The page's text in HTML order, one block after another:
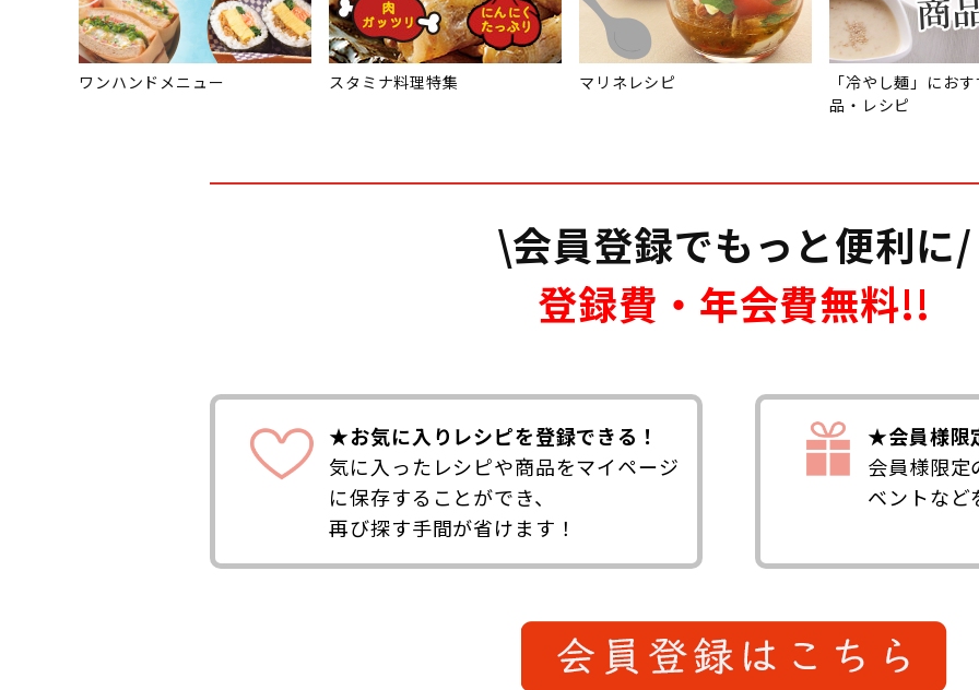
ワンハンドメニュー スタミナ料理特集 マリネレシピ
「冷やし麺」にお
品・レシピ
\会員登録でもっと便利に/
登録費・年会費無料!!
★お気に入りレシピを登録できる！
気に入ったレシピや商品をマイページ
に保存することができ、
再び探す手間が省けます！
★会員様限
会員様限定
ベントなど